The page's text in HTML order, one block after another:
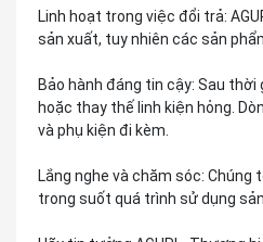
Linh hoạt trong việc đổi trả:
sản xuất, tuy nhiên các sản
Bảo hành đáng tin cậy: Sau thời
hoặc thay thế linh kiện hỏng.
và phụ kiện đi kèm.
Lắng nghe và chăm sóc: Chúng
trong suốt quá trình sử dụng sản